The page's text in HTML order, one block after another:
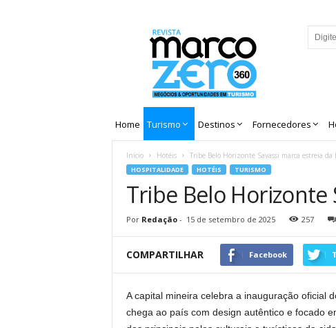
Home Turismo Destinos Fornecedores
Início Hotéis Tribe Belo Horizonte Savassi marca estreia
HOSPITALIDADE HOTÉIS TURISMO
Tribe Belo Horizonte
Por Redação- 15 de setembro de 2025 257
COMPARTILHAR Facebook
A capital mineira celebra a inauguração oficial
chega ao país com design autêntico e focado